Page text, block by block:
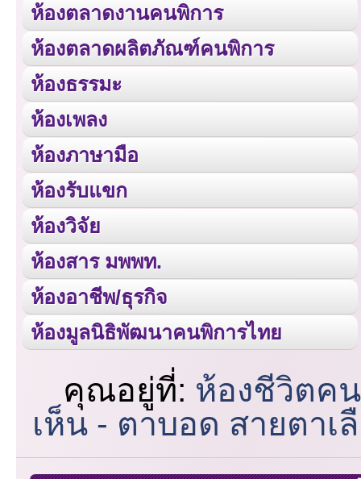
ห้องตลาดงานคนพิการ
ห้องตลาดผลิตภัณฑ์คนพิการ
ห้องธรรมะ
ห้องเพลง
ห้องภาษามือ
ห้องรับแขก
ห้องวิจัย
ห้องสาร มพพท.
ห้องอาชีพ/ธุรกิจ
ห้องมูลนิธิพัฒนาคนพิการไทย
คุณอยู่ที่: ห้องชีวิตค
เห็น - ตาบอด สายตาเ